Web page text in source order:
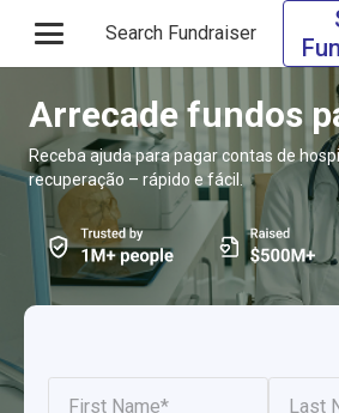
Search Fundraiser
Arrecade fundos
Receba ajuda para pagar contas de
recuperação – rápido e fácil.